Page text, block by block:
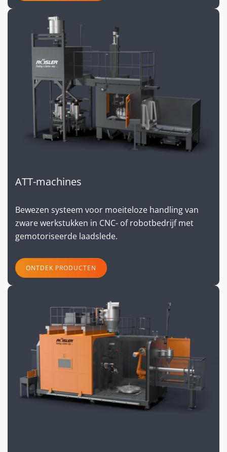
ATT-machines
Bewezen systeem voor moeiteloze handling van
zware werkstukken in CNC- of robotbedrijf met
gemotoriseerde laadslede.
ONTDEK PRODUCTEN